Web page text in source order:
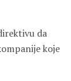
da
koje